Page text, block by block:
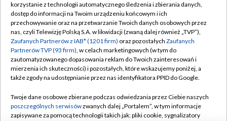
TVP
Abonament TVP
Emisja w TVP
Centrum informacji TVP
Naziemna Telewizja Cyfrowa
Rada Programowa
Regulamin TVP
Polityka prywatności
Moje zgody
Pomoc
Kontakt
korzystanie z technologii automatycznego śledzenia i zbierania danych,
dostęp do informacji na Twoim urządzeniu końcowym i ich
przechowywanie oraz na przetwarzanie Twoich danych osobowych przez
nas, czyli Telewizję Polską S.A. w likwidacji (zwaną dalej również „TVP”),
Zaufanych Partnerów z IAB* (1201 firm) oraz pozostałych Zaufanych
Partnerów TVP (93 firm), w celach marketingowych (w tym do
zautomatyzowanego dopasowania reklam do Twoich zainteresowań i
mierzenia ich skuteczności) i pozostałych, które wskazujemy poniżej, a
także zgody na udostępnianie przez nas identyfikatora PPID do Google.
Twoje dane osobowe zbierane podczas odwiedzania przez Ciebie naszych
poszczególnych serwisówzwanych dalej „Portalem”, w tym informacje
zapisywane za pomocą technologii takich jak: pliki cookie, sygnalizatory